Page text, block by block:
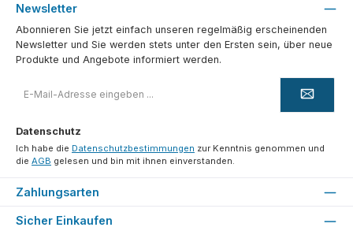
Newsletter
Abonnieren Sie jetzt einfach unseren regelmäßig erscheinenden
Newsletter und Sie werden stets unter den Ersten sein, über neue
Produkte und Angebote informiert werden.
Mail-
Datenschutz
Ich habe die Datenschutzbestimmungen zur Kenntnis genommen und
die AGB gelesen und bin mit ihnen einverstanden.
Zahlungsarten
Sicher Einkaufen